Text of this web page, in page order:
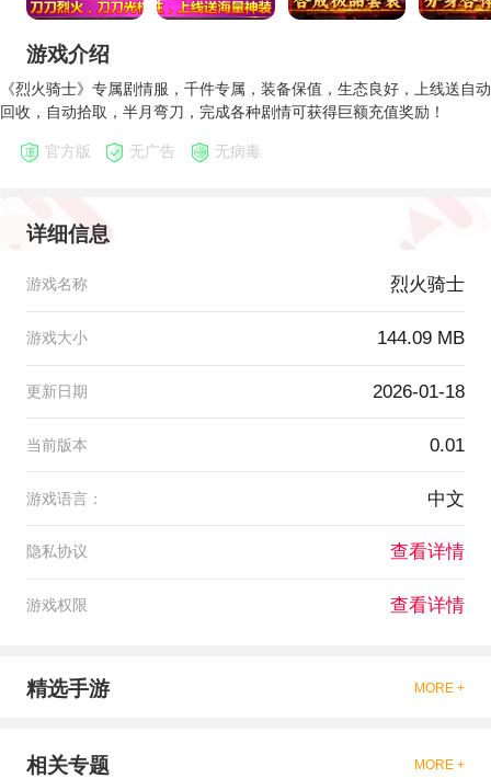
游戏介绍
《烈火骑士》专属剧情服，千件专属，装备保值，生态良好，上线送自动
回收，自动拾取，半月弯刀，完成各种剧情可获得巨额充值奖励！
官方版 无广告 无病毒
详细信息
游戏名称 烈火骑士
游戏大小 144.09 MB
更新日期 2026-01-18
当前版本 0.01
游戏语言： 中文
隐私协议 查看详情
游戏权限 查看详情
精选手游 MORE +
相关专题 MORE +